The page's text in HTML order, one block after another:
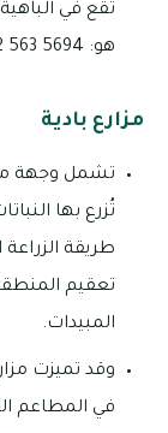
تقع في
هو: 5694 563 02
مزارع بادية
تشمل وجهة
تُزرع بها
طريقة
تعقيم
المبيدات.
وقد تميزت
في المطاعم